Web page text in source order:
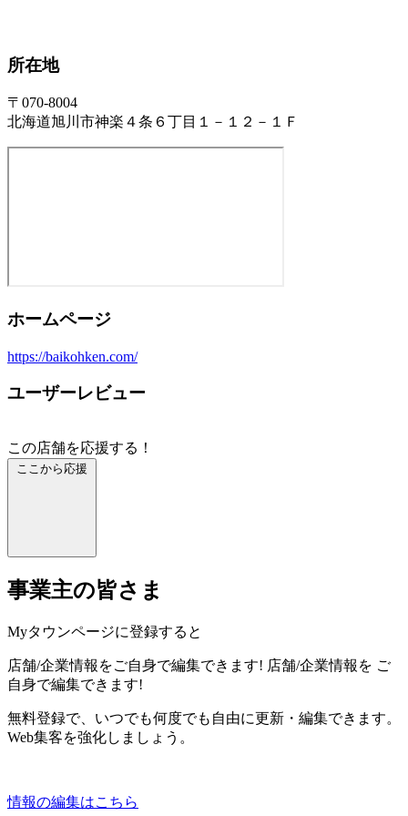
所在地
〒070-8004
北海道旭川市神楽４条６丁目１－１２－１Ｆ
ホームページ
https://baikohken.com/
ユーザーレビュー
この店舗を応援する！
ここから応援
事業主の皆さま
Myタウンページに登録すると
店舗/企業情報をご自身で編集できます! 店舗/企業情報を ご
自身で編集できます!
無料登録で、いつでも何度でも自由に更新・編集できます。
Web集客を強化しましょう。
情報の編集はこちら